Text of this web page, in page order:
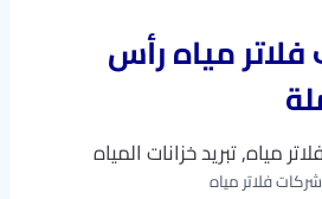
مياه رأس
شركات فلاتر مياه